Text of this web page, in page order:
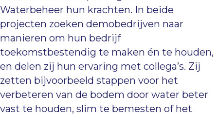
Waterbeheer hun krachten. In beide
projecten zoeken demobedrijven naar
manieren om hun bedrijf
toekomstbestendig te maken én te houden,
en delen zij hun ervaring met collega’s. Zij
zetten bijvoorbeeld stappen voor het
verbeteren van de bodem door water beter
vast te houden, slim te bemesten of het